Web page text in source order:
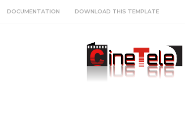
DOCUMENTATION DOWNLOAD THIS TEMPLATE